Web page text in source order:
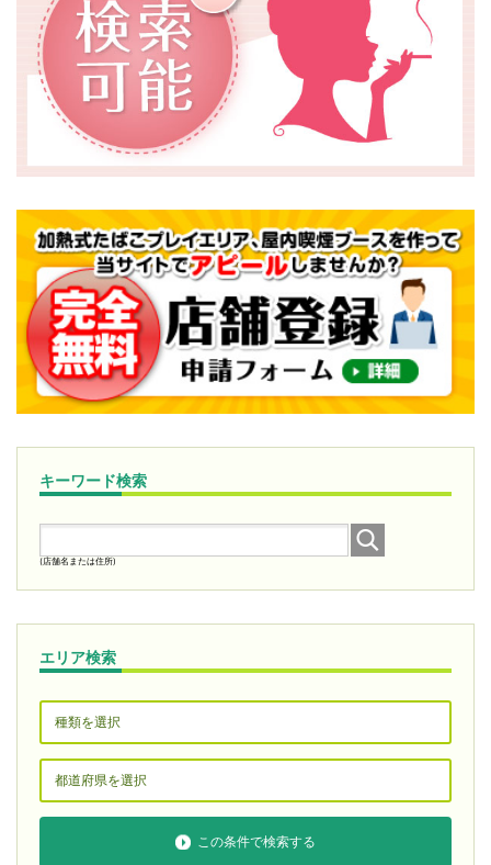
キーワード検索
(店舗名または住所)
エリア検索
この条件で検索する